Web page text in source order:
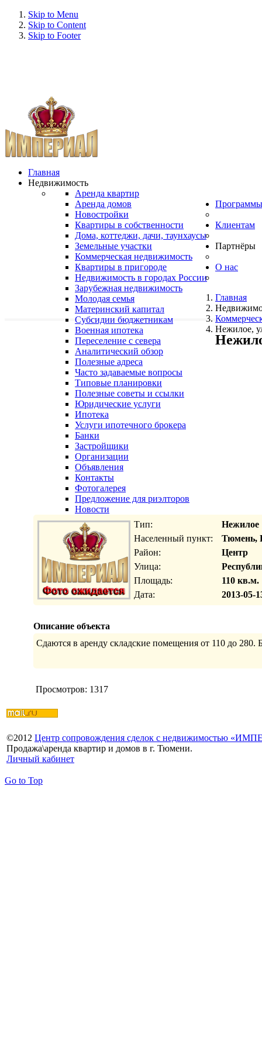
Skip to Menu
Skip to Content
Skip to Footer
Главная
Недвижимость
Аренда квартир
Аренда домов
Новостройки
Квартиры в собственности
Дома, коттеджи, дачи, таунхаусы
Земельные участки
Коммерческая недвижимость
Квартиры в пригороде
Недвижимость в городах России
Зарубежная недвижимость
Программы
Молодая семья
Материнский капитал
Субсидии бюджетникам
Военная ипотека
Переселение с севера
Клиентам
Аналитический обзор
Полезные адреса
Часто задаваемые вопросы
Типовые планировки
Полезные советы и ссылки
Юридические услуги
Ипотека
Услуги ипотечного брокера
Партнёры
Банки
Застройщики
Организации
О нас
Объявления
Контакты
Фотогалерея
Предложение для риэлторов
Новости
Главная
Нежилое,
Тип:
Нежилое
Населенный пункт:
Тюмень,
Район:
Центр
Улица:
Площадь:
110 кв.м.
Дата:
2013-05-
Описание объекта
Сдаются в аренду складские помещения от 110 до
Просмотров: 1317
©2012 Центр сопровождения сделок с недвижимостью
Продажа\аренда квартир и домов в г. Тюмени.
Личный кабинет
Go to Top